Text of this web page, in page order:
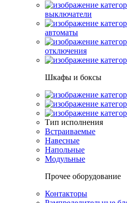
выключатели
автоматы
отключения
Шкафы и боксы
Тип исполнения
Встраиваемые
Навесные
Напольные
Модульные
Прочее оборудование
Контакторы